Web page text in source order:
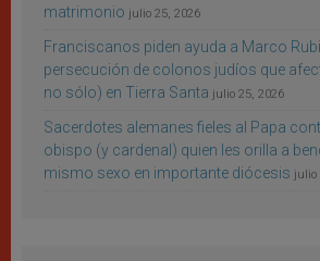
matrimonio julio 25, 2026
Franciscanos piden ayuda a Marco
persecución de colonos judíos que
no sólo) en Tierra Santa julio 25, 2026
Sacerdotes alemanes fieles al Papa
obispo (y cardenal) quien les orilla a
mismo sexo en importante diócesis julio